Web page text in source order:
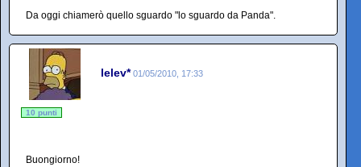
Da oggi chiamerò quello sguardo "lo sguardo da Panda".
lelev* 01/05/2010, 17:33
10 punti
Buongiorno!